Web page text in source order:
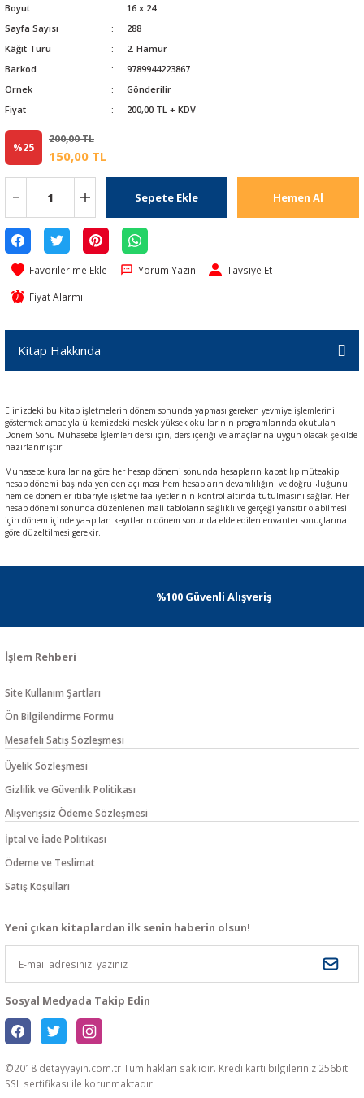
Boyut
16 x 24
Sayfa Sayısı
288
Kâğıt Türü
2. Hamur
Barkod
9789944223867
Örnek
Gönderilir
Fiyat
200,00 TL + KDV
%25
200,00 TL
150,00 TL
Sepete Ekle Hemen Al
Yorum Yazın Tavsiye Et
Fiyat Alarmı
Kitap Hakkında
Elinizdeki bu kitap işletmelerin dönem sonunda yapması gereken yevmiye işlemlerini
göstermek amacıyla ülkemizdeki meslek yüksek okullarının programlarında okutulan
Dönem Sonu Muhasebe İşlemleri dersi için, ders içeriği ve amaçlarına uygun olacak şekilde
hazırlanmıştır.
Muhasebe kurallarına göre her hesap dönemi sonunda hesapların kapatılıp müteakip
hesap dönemi başında yeniden açılması hem hesapların devamlılığını ve doğru¬luğunu
hem de dönemler itibariyle işletme faaliyetlerinin kontrol altında tutulmasını sağlar. Her
hesap dönemi sonunda düzenlenen mali tabloların sağlıklı ve gerçeği yansıtır olabilmesi
için dönem içinde ya¬pılan kayıtların dönem sonunda elde edilen envanter sonuçlarına
göre düzeltilmesi gerekir.
%100 Güvenli Alışveriş
İşlem Rehberi
Site Kullanım Şartları
Ön Bilgilendirme Formu
Mesafeli Satış Sözleşmesi
Üyelik Sözleşmesi
Gizlilik ve Güvenlik Politikası
Alışverişsiz Ödeme Sözleşmesi
İptal ve İade Politikası
Ödeme ve Teslimat
Satış Koşulları
Yeni çıkan kitaplardan ilk senin haberin olsun!
Sosyal Medyada Takip Edin
©2018 detayyayin.com.tr Tüm hakları saklıdır. Kredi kartı bilgileriniz 256bit
SSL sertifikası ile korunmaktadır.